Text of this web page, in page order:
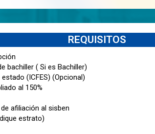
REQUISITOS
bachiller ( Si es Bachiller)
(ICFES) (Opcional)
al 150%
afiliación al sisben
estrato)